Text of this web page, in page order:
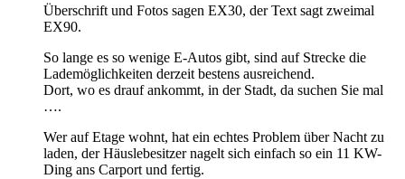
Überschrift und Fotos sagen EX30, der Text sagt zweimal
EX90.
So lange es so wenige E-Autos gibt, sind auf Strecke die
Lademöglichkeiten derzeit bestens ausreichend.
Dort, wo es drauf ankommt, in der Stadt, da suchen Sie mal
….
Wer auf Etage wohnt, hat ein echtes Problem über Nacht zu
laden, der Häuslebesitzer nagelt sich einfach so ein 11 KW-
Ding ans Carport und fertig.